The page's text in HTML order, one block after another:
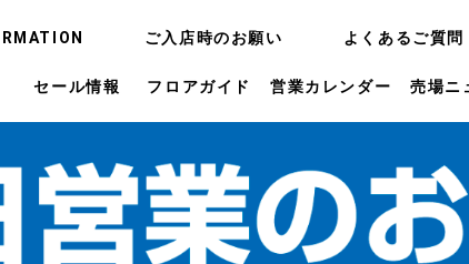
セール情報 フロアガイド 営業カレンダー 売場ニ
ご入店時のお願い よくあるご質問